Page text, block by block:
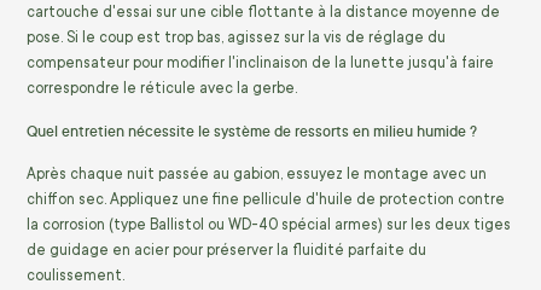
cartouche d'essai sur une cible flottante à la distance moyenne de
pose. Si le coup est trop bas, agissez sur la vis de réglage du
compensateur pour modifier l'inclinaison de la lunette jusqu'à faire
correspondre le réticule avec la gerbe.
Quel entretien nécessite le système de ressorts en milieu humide ?
Après chaque nuit passée au gabion, essuyez le montage avec un
chiffon sec. Appliquez une fine pellicule d'huile de protection contre
la corrosion (type Ballistol ou WD-40 spécial armes) sur les deux tiges
de guidage en acier pour préserver la fluidité parfaite du
coulissement.